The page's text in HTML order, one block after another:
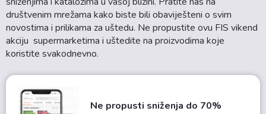
društvenim mrežama kako biste bili obaviješteni o svim
novostima i prilikama za uštedu. Ne propustite ovu FIS vikend
akciju supermarketima i uštedite na proizvodima koje
koristite svakodnevno.
Ne propusti sniženja do 70%